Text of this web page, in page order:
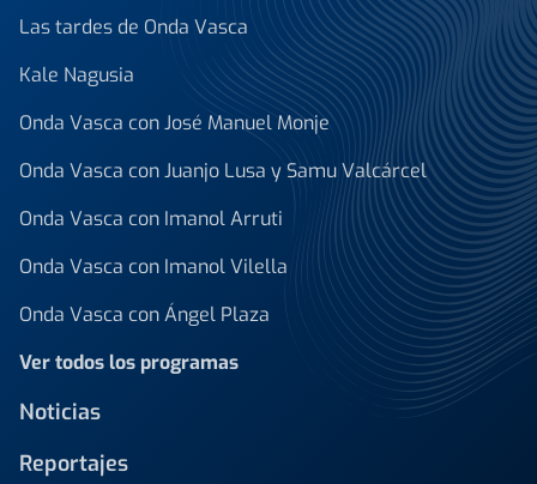
Las tardes de Onda Vasca
Kale Nagusia
Onda Vasca con José Manuel Monje
Onda Vasca con Juanjo Lusa y Samu Valcárcel
Onda Vasca con Imanol Arruti
Onda Vasca con Imanol Vilella
Onda Vasca con Ángel Plaza
Ver todos los programas
Noticias
Reportajes